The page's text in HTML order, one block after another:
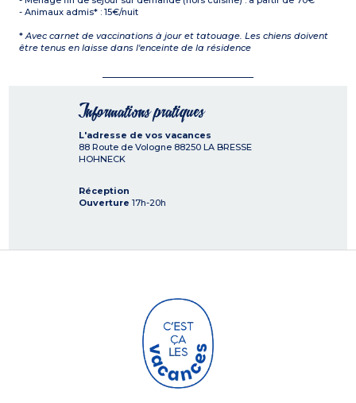
- Animaux admis* : 15€/nuit
*Avec carnet de vaccinations à jour et tatouage. Les chiens doivent
être tenus en laisse dans l'enceinte de la résidence
Informations pratiques
L'adresse de vos vacances
88 Route de Vologne 88250 LA BRESSE
HOHNECK
Réception
Ouverture 17h-20h